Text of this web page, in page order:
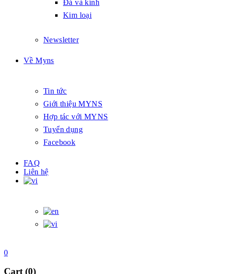
Đá và kính
Kim loại
Newsletter
Về Myns
Tin tức
Giới thiệu MYNS
Hợp tác với MYNS
Tuyển dụng
Facebook
FAQ
Liên hệ
0
Cart (0)